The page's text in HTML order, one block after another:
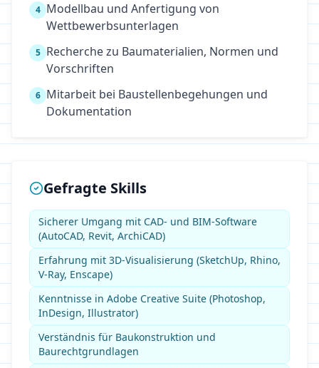
4 Modellbau und Anfertigung von
Wettbewerbsunterlagen
5 Recherche zu Baumaterialien, Normen und
Vorschriften
6 Mitarbeit bei Baustellenbegehungen und
Dokumentation
Gefragte Skills
Sicherer Umgang mit CAD- und BIM-Software
(AutoCAD, Revit, ArchiCAD)
Erfahrung mit 3D-Visualisierung (SketchUp, Rhino,
V-Ray, Enscape)
Kenntnisse in Adobe Creative Suite (Photoshop,
InDesign, Illustrator)
Verständnis für Baukonstruktion und
Baurechtgrundlagen